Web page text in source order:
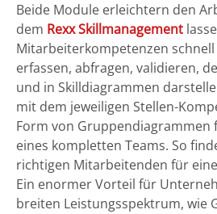
Beide Module erleichtern den
dem Rexx Skillmanagement
Mitarbeiterkompetenzen
erfassen, abfragen, validieren,
und in Skilldiagrammen
mit dem jeweiligen Stellen-
Form von Gruppendiagrammen
eines kompletten Teams. So
richtigen Mitarbeitenden für
Ein enormer Vorteil für
breiten Leistungsspektrum, wie